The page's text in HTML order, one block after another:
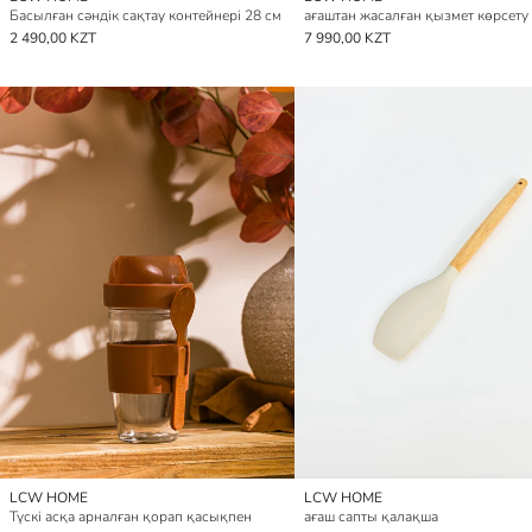
Басылған сәндік сақтау контейнері 28 см
2 490,00 KZT
7 990,00 KZT
LCW HOME
Түскі асқа арналған қорап қасықпен
LCW HOME
ағаш сапты қалақша